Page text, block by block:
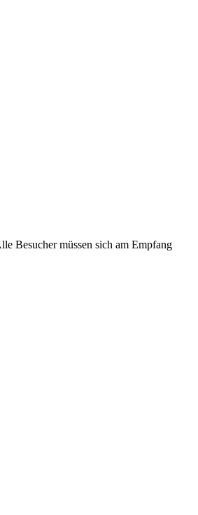
Besucher müssen sich am Empfang